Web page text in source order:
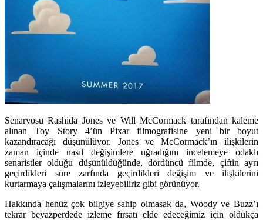
Senaryosu Rashida Jones ve Will McCormack tarafından kaleme
alınan Toy Story 4’ün Pixar filmografisine yeni bir boyut
kazandıracağı düşünülüyor. Jones ve McCormack’ın ilişkilerin
zaman içinde nasıl değişimlere uğradığını incelemeye odaklı
senaristler olduğu düşünüldüğünde, dördüncü filmde, çiftin ayrı
geçirdikleri süre zarfında geçirdikleri değişim ve ilişkilerini
kurtarmaya çalışmalarını izleyebiliriz gibi görünüyor.
Hakkında henüz çok bilgiye sahip olmasak da, Woody ve Buzz’ı
tekrar beyazperdede izleme fırsatı elde edeceğimiz için oldukça